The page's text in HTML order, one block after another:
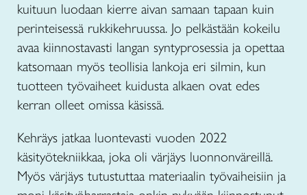
kuituun luodaan kierre aivan samaan tapaan kuin
perinteisessä rukkikehruussa. Jo pelkästään kokeilu
avaa kiinnostavasti langan syntyprosessia ja opettaa
katsomaan myös teollisia lankoja eri silmin, kun
tuotteen työvaiheet kuidusta alkaen ovat edes
kerran olleet omissa käsissä.
Kehräys jatkaa luontevasti vuoden 2022
käsityötekniikkaa, joka oli värjäys luonnonväreillä.
Myös värjäys tutustuttaa materiaalin työvaiheisiin ja